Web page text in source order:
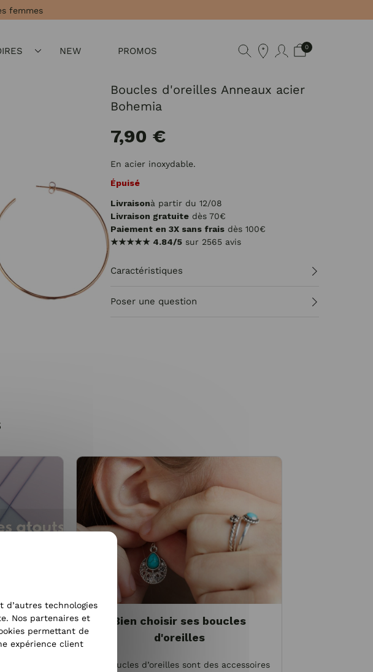
femmes
NEW PROMOS 0
Boucles d'oreilles Anneaux acier
Bohemia
7,90 €
En acier inoxydable.
Épuisé
Livraisonà partir du 12/08
Livraison gratuite dès 70€
Paiement en 3X sans frais dès 100€
★★★★★ 4.84/5 sur 2565 avis
Caractéristiques
Poser une question
en
L'acier est
Bien choisir ses boucles
d'oreilles
Les boucles d’oreilles sont des accessoires
d’autres technologies
Nos partenaires et
permettant de
expérience client